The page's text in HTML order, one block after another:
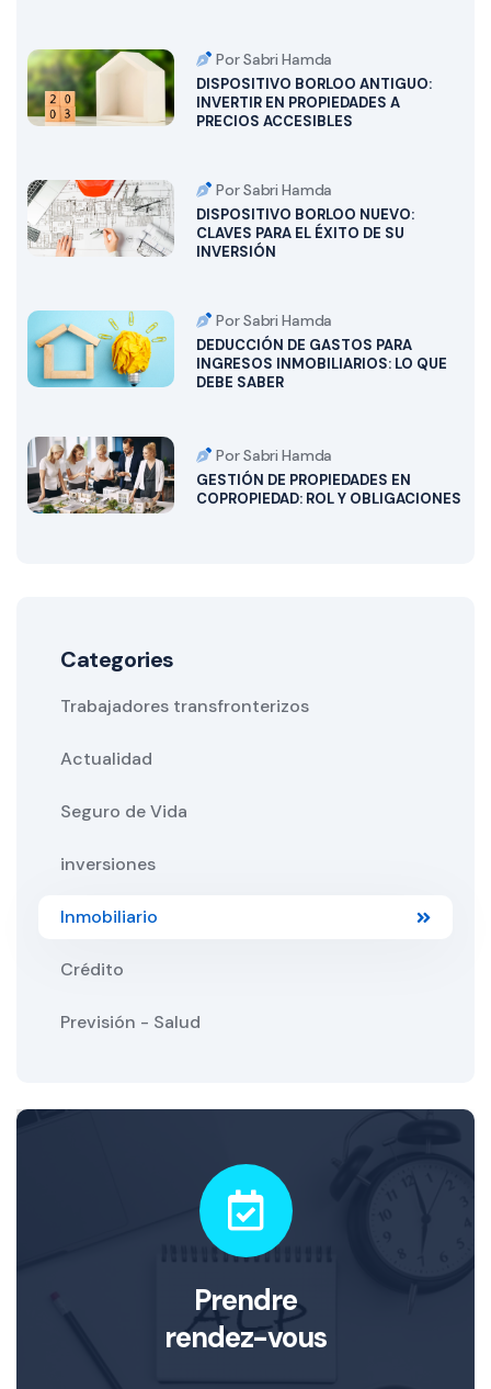
Por Sabri Hamda
DISPOSITIVO BORLOO ANTIGUO:
INVERTIR EN PROPIEDADES A
PRECIOS ACCESIBLES
Por Sabri Hamda
DISPOSITIVO BORLOO NUEVO:
CLAVES PARA EL ÉXITO DE SU
INVERSIÓN
Por Sabri Hamda
DEDUCCIÓN DE GASTOS PARA
INGRESOS INMOBILIARIOS: LO QUE
DEBE SABER
Por Sabri Hamda
GESTIÓN DE PROPIEDADES EN
COPROPIEDAD: ROL Y OBLIGACIONES
Categories
Trabajadores transfronterizos
Actualidad
Seguro de Vida
inversiones
Inmobiliario
Crédito
Previsión - Salud
Prendre
rendez-vous